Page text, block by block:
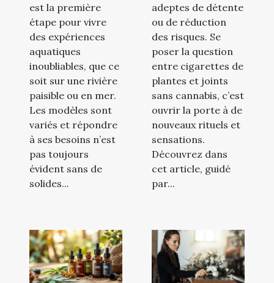
est la première
étape pour vivre
des expériences
aquatiques
inoubliables, que ce
soit sur une rivière
paisible ou en mer.
Les modèles sont
variés et répondre
à ses besoins n’est
pas toujours
évident sans de
solides...
adeptes de détente
ou de réduction
des risques. Se
poser la question
entre cigarettes de
plantes et joints
sans cannabis, c’est
ouvrir la porte à de
nouveaux rituels et
sensations.
Découvrez dans
cet article, guidé
par...